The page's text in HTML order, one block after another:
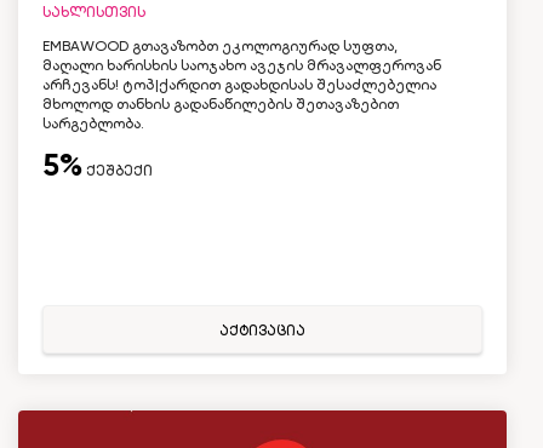
სახლისთვის
EMBAWOOD გთავაზობთ ეკოლოგიურად სუფთა,
მაღალი ხარისხის საოჯახო ავეჯის მრავალფეროვან
არჩევანს! ტოპ|ქარდით გადახდისას შესაძლებელია
მხოლოდ თანხის გადანაწილების შეთავაზებით
სარგებლობა.
5% ქეშბექი
აქტივაცია